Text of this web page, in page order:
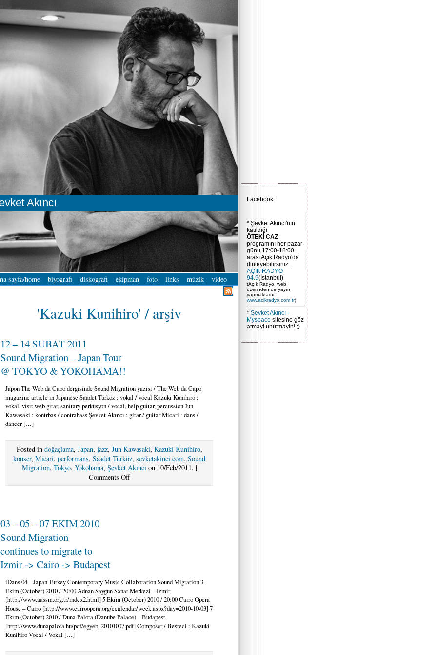
Akıncı
sayfa/home biyografi diskografi ekipman foto links müzik video
'Kazuki Kunihiro' / arşiv
12 – 14 SUBAT 2011
Sound Migration – Japan Tour
@ TOKYO & YOKOHAMA!!
Japon The Web da Capo dergisinde Sound Migration yazısı / The Web da Capo
magazine article in Japanese Saadet Türköz : vokal / vocal Kazuki Kunihiro :
vokal, visit web gitar, sanitary perküsyon / vocal, help guitar, percussion Jun
Kawasaki : kontrbas / contrabass Şevket Akıncı : gitar / guitar Micari : dans /
dancer […]
Posted in doğaçlama, Japan, jazz, Jun Kawasaki, Kazuki Kunihiro,
konser, Micari, performans, Saadet Türköz, sevketakinci.com, Sound
Migration, Tokyo, Yokohama, Şevket Akıncı on 10/Feb/2011. |
Comments Offon
12
@
TOKYO
&
YOKOHAMA!!
03 – 05 – 07 EKIM 2010
Sound Migration
continues to migrate to
Izmir -> Cairo -> Budapest
iDans 04 – Japan-Turkey Contemporary Music Collaboration Sound Migration 3
Ekim (October) 2010 / 20:00 Adnan Saygun Sanat Merkezi – Izmir
[http://www.aassm.org.tr/index2.html] 5 Ekim (October) 2010 / 20:00 Cairo Opera
House – Cairo [http://www.cairoopera.org/ecalendar/week.aspx?day=2010-10-03] 7
Ekim (October) 2010 / Duna Palota (Danube Palace) – Budapest
[http://www.dunapalota.hu/pdf/egyeb_20101007.pdf] Composer / Besteci : Kazuki
Kunihiro Vocal / Vokal […]
Facebook:
* Şevket Akıncı'nın
katıldığı
ÖTEKİ CAZ
programını her pazar
günü 17:00-18:00
arası Açık Radyo'da
dinleyebilirsiniz.
AÇIK RADYO
94.9(İstanbul)
(Açık Radyo, web
üzerinden de yayın
yapmaktadır.
www.acikradyo.com.tr)
* Şevket Akıncı -
Myspace sitesine göz
atmayi unutmayin! ;)